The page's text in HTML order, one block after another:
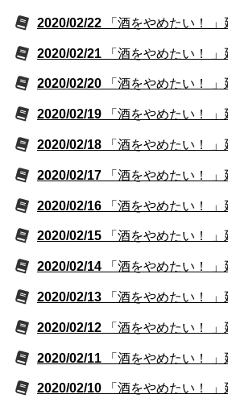
2020/02/22 「酒をやめたい！
2020/02/21 「酒をやめたい！
2020/02/20 「酒をやめたい！
2020/02/19 「酒をやめたい！
2020/02/18 「酒をやめたい！
2020/02/17 「酒をやめたい！
2020/02/16 「酒をやめたい！
2020/02/15 「酒をやめたい！
2020/02/14 「酒をやめたい！
2020/02/13 「酒をやめたい！
2020/02/12 「酒をやめたい！
2020/02/11 「酒をやめたい！
2020/02/10 「酒をやめたい！